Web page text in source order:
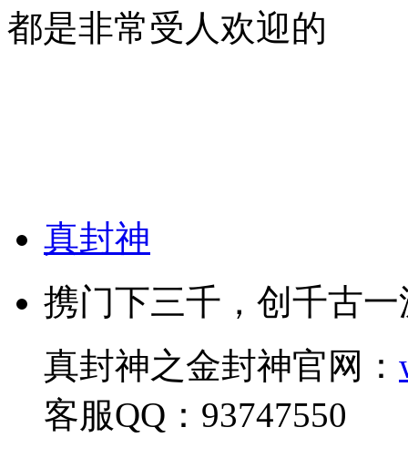
都是非常受人欢迎的
真封神
携门下三千，创千古一
真封神之金封神官网：
客服QQ：93747550